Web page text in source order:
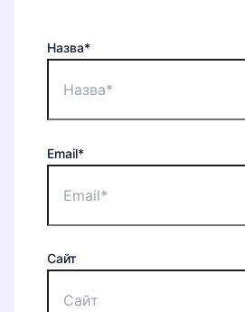
Назва*
Email*
Сайт